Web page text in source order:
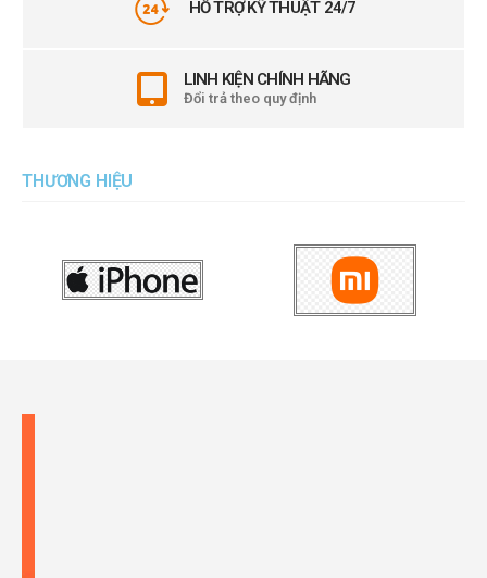
HỖ TRỢ KỸ THUẬT 24/7
LINH KIỆN CHÍNH HÃNG
Đổi trả theo quy định
THƯƠNG HIỆU